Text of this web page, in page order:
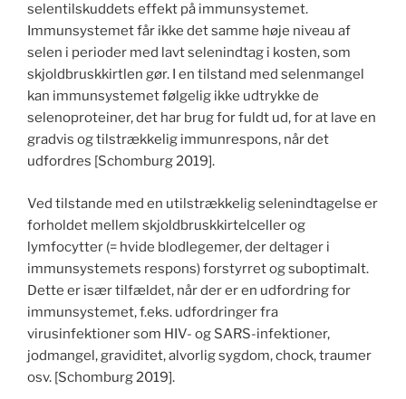
selentilskuddets effekt på immunsystemet.
Immunsystemet får ikke det samme høje niveau af
selen i perioder med lavt selenindtag i kosten, som
skjoldbruskkirtlen gør. I en tilstand med selenmangel
kan immunsystemet følgelig ikke udtrykke de
selenoproteiner, det har brug for fuldt ud, for at lave en
gradvis og tilstrækkelig immunrespons, når det
udfordres [Schomburg 2019].
Ved tilstande med en utilstrækkelig selenindtagelse er
forholdet mellem skjoldbruskkirtelceller og
lymfocytter (= hvide blodlegemer, der deltager i
immunsystemets respons) forstyrret og suboptimalt.
Dette er især tilfældet, når der er en udfordring for
immunsystemet, f.eks. udfordringer fra
virusinfektioner som HIV- og SARS-infektioner,
jodmangel, graviditet, alvorlig sygdom, chock, traumer
osv. [Schomburg 2019].